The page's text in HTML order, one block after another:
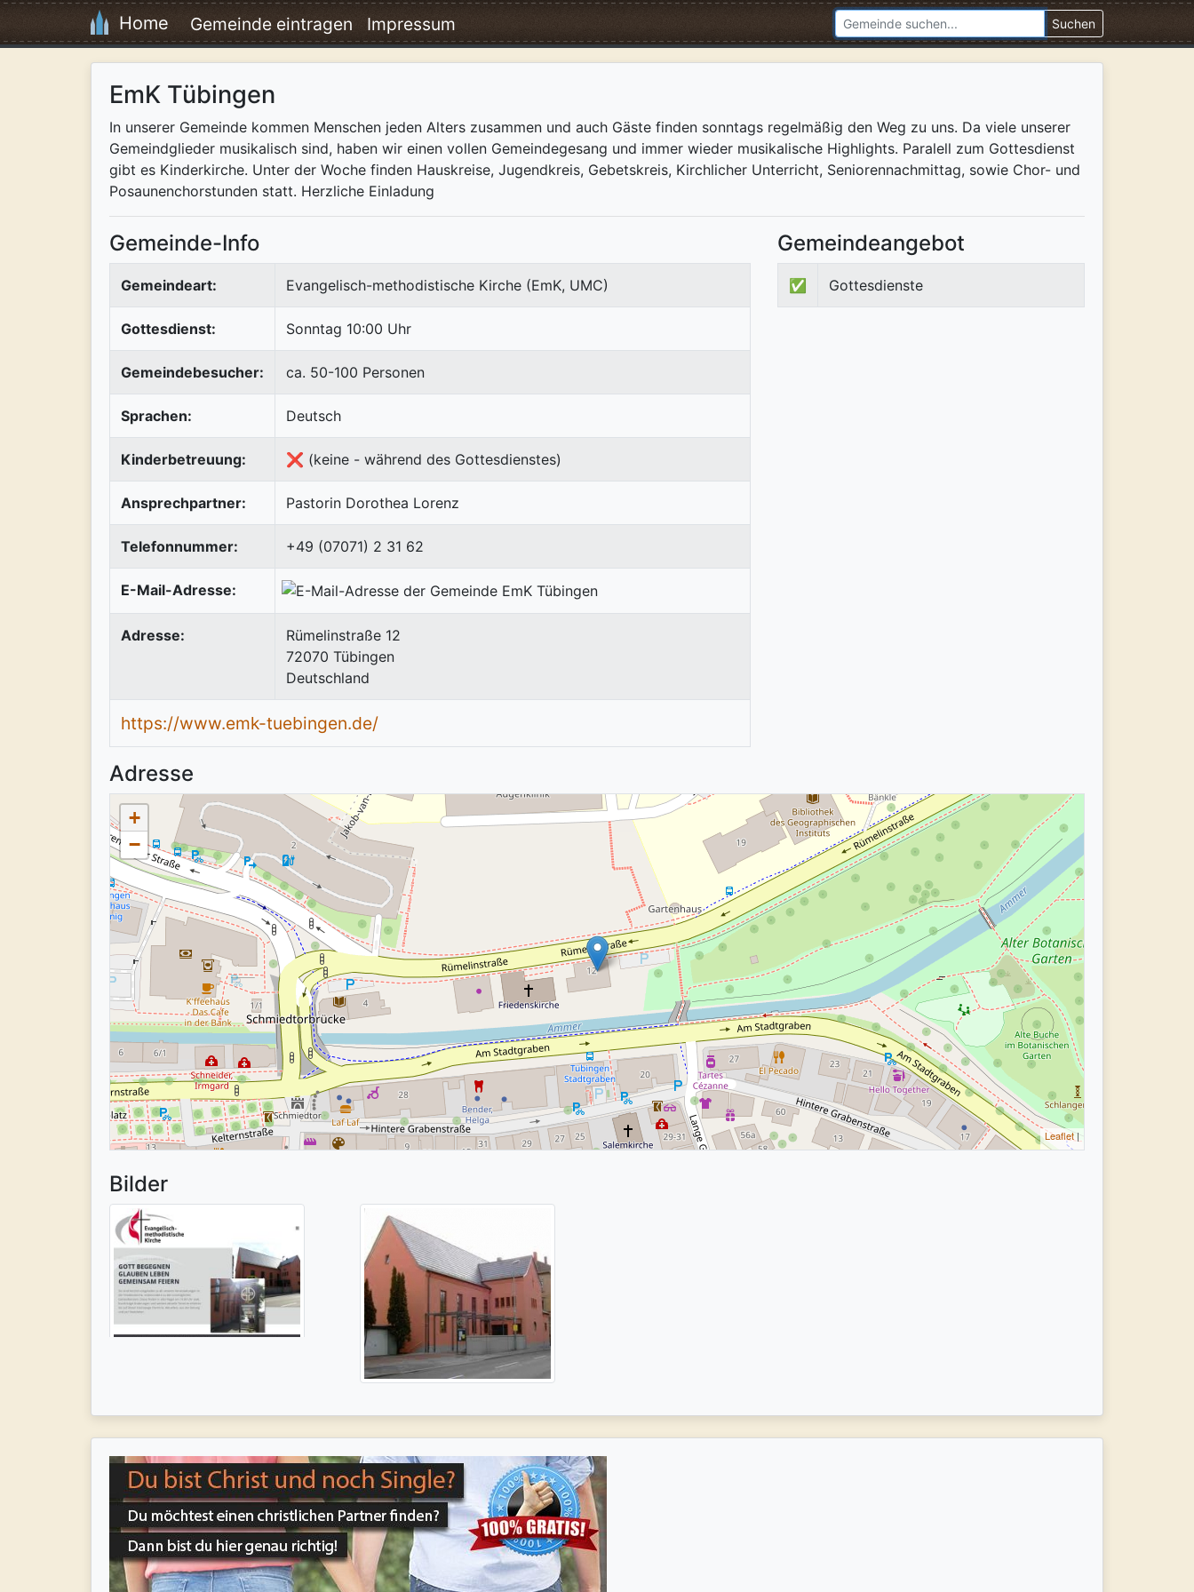
Home Gemeinde eintragen Impressum Suchen
EmK Tübingen
In unserer Gemeinde kommen Menschen jeden Alters zusammen und auch Gäste finden sonntags regelmäßig den Weg zu uns. Da viele unserer
Gemeindglieder musikalisch sind, haben wir einen vollen Gemeindegesang und immer wieder musikalische Highlights. Paralell zum Gottesdienst
gibt es Kinderkirche. Unter der Woche finden Hauskreise, Jugendkreis, Gebetskreis, Kirchlicher Unterricht, Seniorennachmittag, sowie Chor- und
Posaunenchorstunden statt. Herzliche Einladung
Gemeinde-Info
Gemeindeart: Evangelisch-methodistische Kirche (EmK, UMC)
Gottesdienst: Sonntag 10:00 Uhr
Gemeindebesucher: ca. 50-100 Personen
Sprachen: Deutsch
Kinderbetreuung: ❌ (keine - während des Gottesdienstes)
Ansprechpartner: Pastorin Dorothea Lorenz
Telefonnummer: +49 (07071) 2 31 62
E-Mail-Adresse:
Adresse:
Rümelinstraße 12
72070 Tübingen
Deutschland
https://www.emk-tuebingen.de/
Gemeindeangebot
✅ Gottesdienste
Adresse
+
−
Leaflet|
Bilder